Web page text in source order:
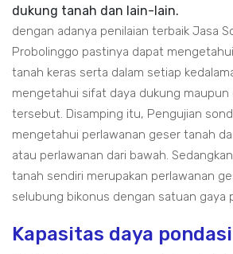
dukung tanah dan lain-lain.
dengan adanya penilaian terbaik Jasa
Probolinggo pastinya dapat
tanah keras serta dalam setiap
mengetahui sifat daya dukung maupun
tersebut. Disamping itu, Pengujian
mengetahui perlawanan geser tanah
atau perlawanan dari bawah.
tanah sendiri merupakan perlawanan
selubung bikonus dengan satuan gaya
Kapasitas daya pondasi